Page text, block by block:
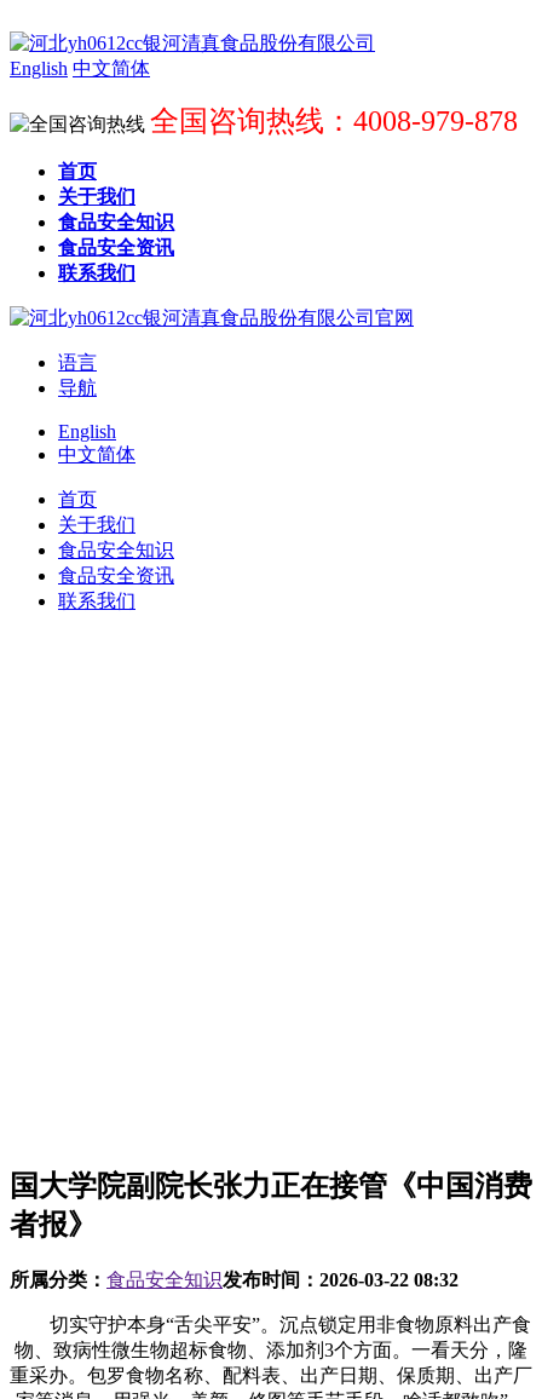
English 中文简体
全国咨询热线：4008-979-878
首页
关于我们
食品安全知识
食品安全资讯
联系我们
语言
导航
English
中文简体
首页
关于我们
食品安全知识
食品安全资讯
联系我们
国大学院副院长张力正在接管《中国消费
者报》
所属分类： 食品安全知识发布时间： 2026-03-22 08:32
切实守护本身“舌尖平安”。沉点锁定用非食物原料出产食
物、致病性微生物超标食物、添加剂3个方面。一看天分，隆
重采办。包罗食物名称、配料表、出产日期、保质期、出产厂